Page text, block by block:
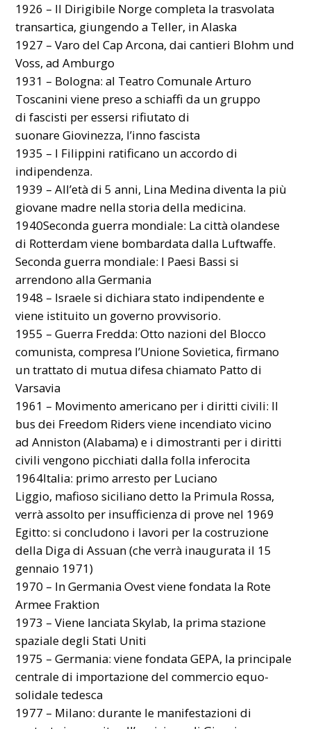
1926 – Il Dirigibile Norge completa la trasvolata
transartica, giungendo a Teller, in Alaska
1927 – Varo del Cap Arcona, dai cantieri Blohm und
Voss, ad Amburgo
1931 – Bologna: al Teatro Comunale Arturo
Toscanini viene preso a schiaffi da un gruppo
di fascisti per essersi rifiutato di
suonare Giovinezza, l’inno fascista
1935 – I Filippini ratificano un accordo di
indipendenza.
1939 – All’età di 5 anni, Lina Medina diventa la più
giovane madre nella storia della medicina.
1940Seconda guerra mondiale: La città olandese
di Rotterdam viene bombardata dalla Luftwaffe.
Seconda guerra mondiale: I Paesi Bassi si
arrendono alla Germania
1948 – Israele si dichiara stato indipendente e
viene istituito un governo provvisorio.
1955 – Guerra Fredda: Otto nazioni del Blocco
comunista, compresa l’Unione Sovietica, firmano
un trattato di mutua difesa chiamato Patto di
Varsavia
1961 – Movimento americano per i diritti civili: Il
bus dei Freedom Riders viene incendiato vicino
ad Anniston (Alabama) e i dimostranti per i diritti
civili vengono picchiati dalla folla inferocita
1964Italia: primo arresto per Luciano
Liggio, mafioso siciliano detto la Primula Rossa,
verrà assolto per insufficienza di prove nel 1969
Egitto: si concludono i lavori per la costruzione
della Diga di Assuan (che verrà inaugurata il 15
gennaio 1971)
1970 – In Germania Ovest viene fondata la Rote
Armee Fraktion
1973 – Viene lanciata Skylab, la prima stazione
spaziale degli Stati Uniti
1975 – Germania: viene fondata GEPA, la principale
centrale di importazione del commercio equo-
solidale tedesca
1977 – Milano: durante le manifestazioni di